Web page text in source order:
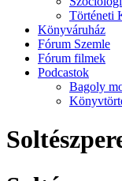
Történeti
Könyváruház
Fórum Szemle
Fórum filmek
Podcastok
Bagoly